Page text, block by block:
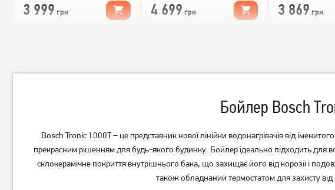
3 999 грн 4 699 грн 3 869 грн
Бойлер Midea ECO D80-15F6
(D)
Бойлер Midea
компакт D10-
Бойлер Bosch
Bosch Tronic 1000T – це представник нової лінійки водонагрівачів від
прекрасним рішенням для будь-якого будинку. Бойлер ідеально підходить для
склокерамічне покриття внутрішнього бака, що захищає його від корозії і
також обладнаний термостатом для захисту від